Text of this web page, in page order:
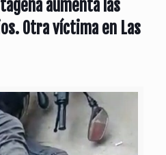
aumenta las
Otra víctima en Las